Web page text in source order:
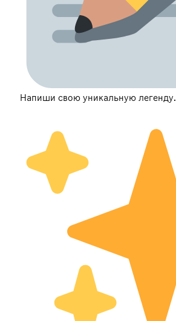
Напиши свою уникальную легенду.